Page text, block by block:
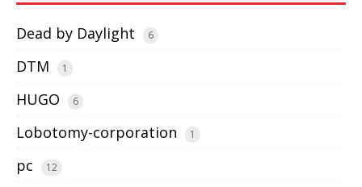
Dead by Daylight 6
DTM 1
HUGO 6
Lobotomy-corporation 1
pc 12